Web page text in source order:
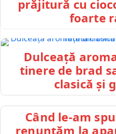
prăjitură cu
foarte
Dulceață
tinere de brad
clasică și
Când le-am
renunțăm la